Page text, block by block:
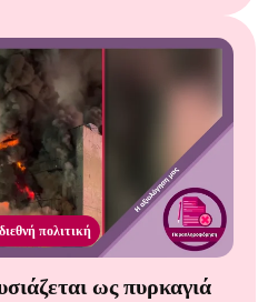
πολιτική
ως πυρκαγιά